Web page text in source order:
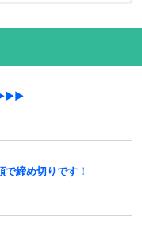
▶▶▶
で締め切りです！